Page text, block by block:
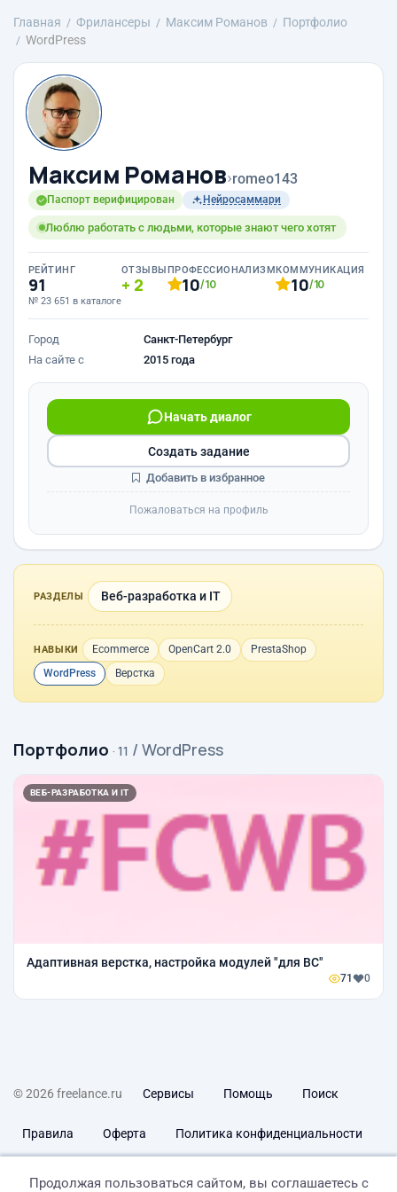
Главная Фрилансеры Максим Романов
Портфолио
WordPress
Максим Романов›romeo143
Паспорт верифицирован Нейросаммари
Люблю работать с людьми, которые знают чего хотят
РЕЙТИНГ
91
№ 23 651 в каталоге
ОТЗЫВЫ
2
ПРОФЕССИОНАЛИЗМ
10/10
КОММУНИКАЦИЯ
10/10
Город
Санкт-Петербург
На сайте с
2015 года
Начать диалог
Создать задание
Добавить в избранное
Пожаловаться на профиль
РАЗДЕЛЫ Веб-разработка и IT
НАВЫКИ Ecommerce OpenCart 2.0
PrestaShop
WordPress
Верстка
Портфолио · 11 / WordPress
ВЕБ-РАЗРАБОТКА И IT
Адаптивная верстка, настройка модулей "для ВС"
71 0
© 2026 freelance.ru Сервисы Помощь Поиск
Правила Оферта Политика конфиденциальности
Продолжая пользоваться сайтом, вы соглашаетесь с